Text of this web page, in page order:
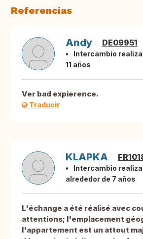
Referencias
Andy DE09951
Intercambio
11 años
Ver bad expierence.
Traducir
KLAPKA
Intercambio
alrededor de 7 años
L'échange a été réalisé avec
attentions; l'emplacement
l'appartement est un attout